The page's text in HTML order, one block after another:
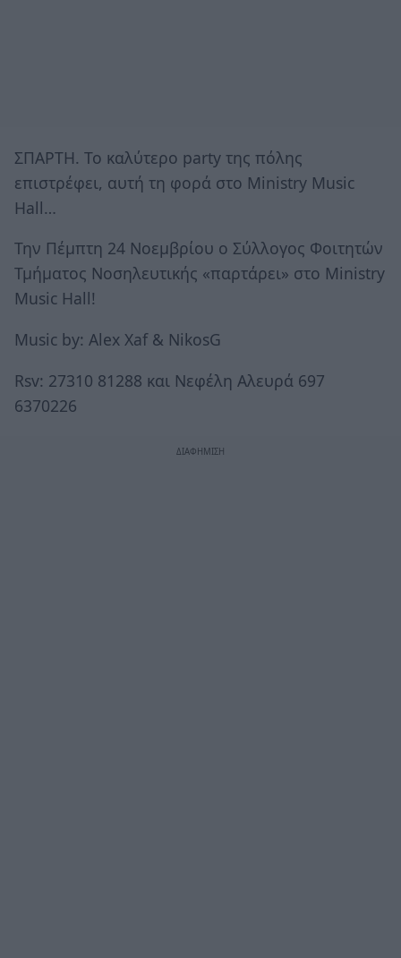
ΣΠΑΡΤΗ. Το καλύτερο party της πόλης
επιστρέφει, αυτή τη φορά στο Ministry Music
Hall…
Την Πέμπτη 24 Νοεμβρίου ο Σύλλογος Φοιτητών
Τμήματος Νοσηλευτικής «παρτάρει» στο Ministry
Music Hall!
Music by: Alex Xaf & NikosG
Rsv: 27310 81288 και Νεφέλη Αλευρά 697
6370226